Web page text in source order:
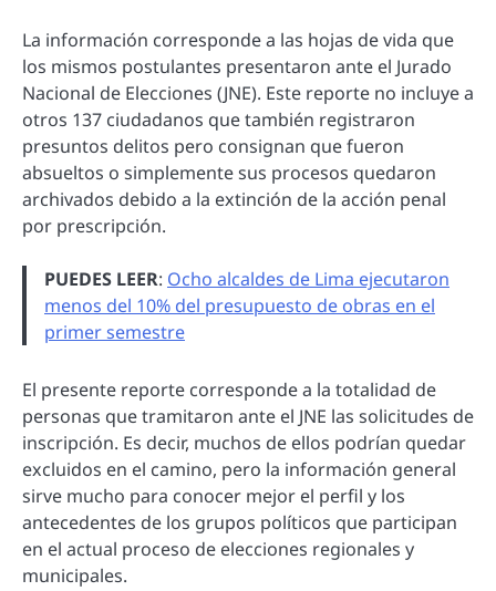
La información corresponde a las hojas de vida que
los mismos postulantes presentaron ante el Jurado
Nacional de Elecciones (JNE). Este reporte no incluye a
otros 137 ciudadanos que también registraron
presuntos delitos pero consignan que fueron
absueltos o simplemente sus procesos quedaron
archivados debido a la extinción de la acción penal
por prescripción.
PUEDES LEER: Ocho alcaldes de Lima ejecutaron
menos del 10% del presupuesto de obras en el
primer semestre
El presente reporte corresponde a la totalidad de
personas que tramitaron ante el JNE las solicitudes de
inscripción. Es decir, muchos de ellos podrían quedar
excluidos en el camino, pero la información general
sirve mucho para conocer mejor el perfil y los
antecedentes de los grupos políticos que participan
en el actual proceso de elecciones regionales y
municipales.